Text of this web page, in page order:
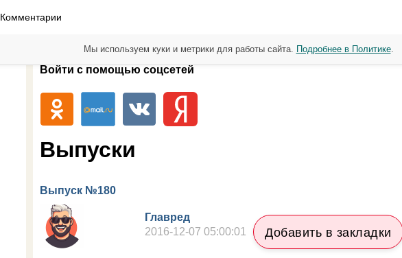
Комментарии
Войти с помощью соцсетей
Выпуски
Выпуск №180
Главред
2016-12-07 05:00:01
Добавить в закладки
Мы используем куки и метрики для работы сайта. Подробнее в Политике.